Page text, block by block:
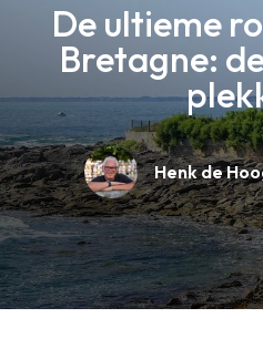
De ultieme
Bretagne:
Henk de